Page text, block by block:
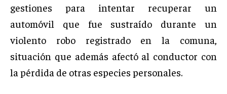
gestiones para intentar recuperar un
automóvil que fue sustraído durante un
violento robo registrado en la comuna,
situación que además afectó al conductor con
la pérdida de otras especies personales.